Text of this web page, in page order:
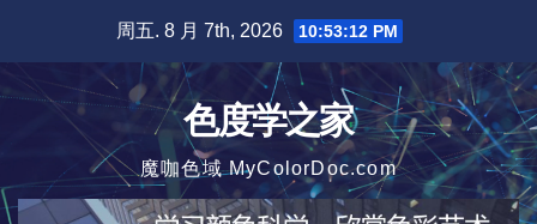
周五. 8 月 7th, 2026 10:53:13 PM
色度学之家
魔咖色域 MyColorDoc.com